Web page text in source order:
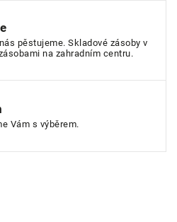
pěstujeme. Skladové zásoby v
na zahradním centru.
Vám s výběrem.